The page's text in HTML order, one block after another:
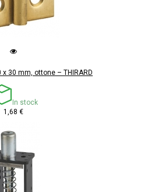
x 30 mm, ottone – THIRARD
In stock
1,68 €